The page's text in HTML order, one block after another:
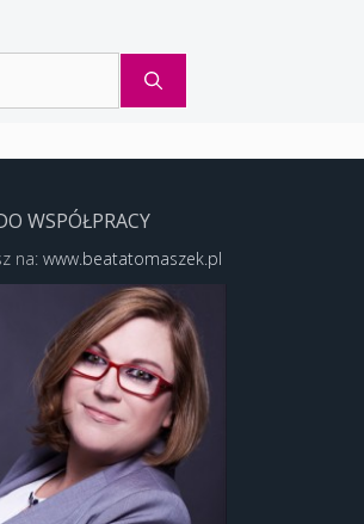
WSPÓŁPRACY
na: www.beatatomaszek.pl